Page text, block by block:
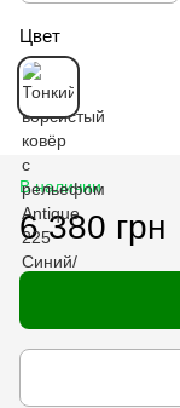
Цвет
В наличии
6 380 грн